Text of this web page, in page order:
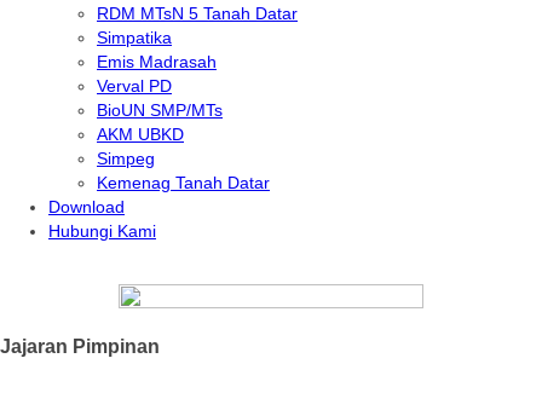
RDM MTsN 5 Tanah Datar
Simpatika
Emis Madrasah
Verval PD
BioUN SMP/MTs
AKM UBKD
Simpeg
Kemenag Tanah Datar
Download
Hubungi Kami
Jajaran Pimpinan